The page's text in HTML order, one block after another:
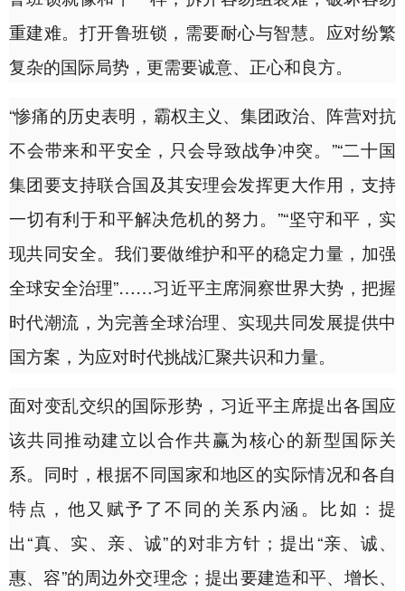
重建难。打开鲁班锁，需要耐心与智慧。应对纷繁
复杂的国际局势，更需要诚意、正心和良方。
“惨痛的历史表明，霸权主义、集团政治、阵营对抗
不会带来和平安全，只会导致战争冲突。”“二十国
集团要支持联合国及其安理会发挥更大作用，支持
一切有利于和平解决危机的努力。”“坚守和平，实
现共同安全。我们要做维护和平的稳定力量，加强
全球安全治理”……习近平主席洞察世界大势，把握
时代潮流，为完善全球治理、实现共同发展提供中
国方案，为应对时代挑战汇聚共识和力量。
面对变乱交织的国际形势，习近平主席提出各国应
该共同推动建立以合作共赢为核心的新型国际关
系。同时，根据不同国家和地区的实际情况和各自
特点，他又赋予了不同的关系内涵。比如：提
出“真、实、亲、诚”的对非方针；提出“亲、诚、
惠、容”的周边外交理念；提出要建造和平、增长、